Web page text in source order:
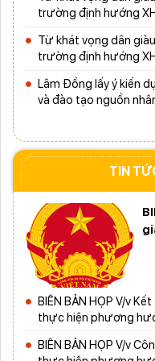
trường định hướng
Khơi thông nguồn
mới (tiếp theo và hết)
Từ khát vọng dân
trường định hướng
Khẳng định tư tưởng
điệu xuyên tạc
Lâm Đồng lấy ý kiến
và đào tạo nguồn
TIN
BIÊN BẢN HỌP V/v
thực hiện phương
triển nhà trường giai
BIÊN BẢN HỌP V/v